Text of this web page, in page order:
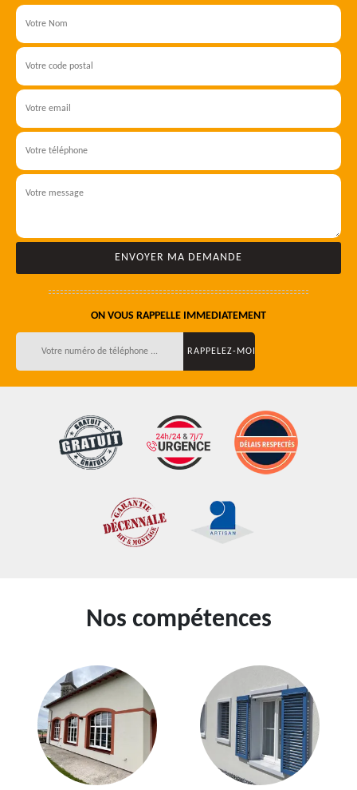
ON VOUS RAPPELLE IMMEDIATEMENT
Nos compétences